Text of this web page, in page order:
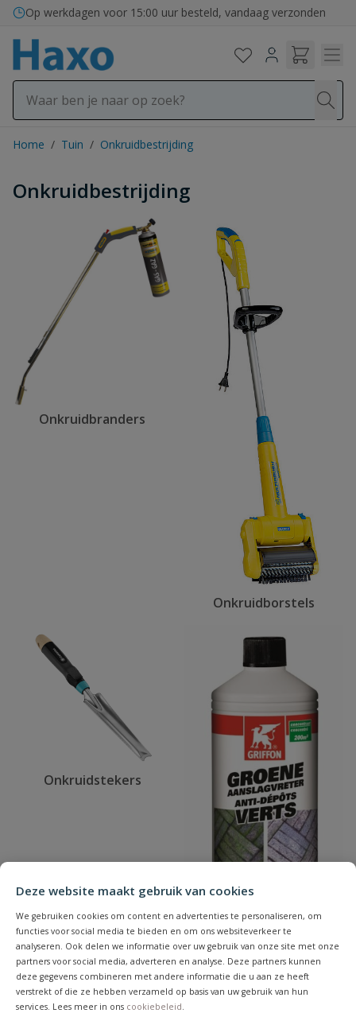
Deze website maakt gebruik van cookies
We gebruiken cookies om content en advertenties te personaliseren, om
functies voor social media te bieden en om ons websiteverkeer te
analyseren. Ook delen we informatie over uw gebruik van onze site met onze
partners voor social media, adverteren en analyse. Deze partners kunnen
deze gegevens combineren met andere informatie die u aan ze heeft
verstrekt of die ze hebben verzameld op basis van uw gebruik van hun
services. Lees meer in ons cookiebeleid.
Ga naar de inhoud
Op werkdagen voor 15:00 uur besteld, vandaag verzonden
Home / Tuin / Onkruidbestrijding
Onkruidbestrijding
Onkruidbranders
Onkruidborstels
Onkruidstekers
Terrasreinigers